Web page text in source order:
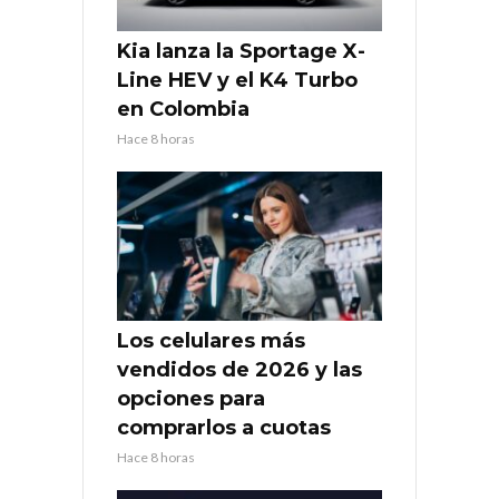
Kia lanza la Sportage X-
Line HEV y el K4 Turbo
en Colombia
Hace 8 horas
Los celulares más
vendidos de 2026 y las
opciones para
comprarlos a cuotas
Hace 8 horas